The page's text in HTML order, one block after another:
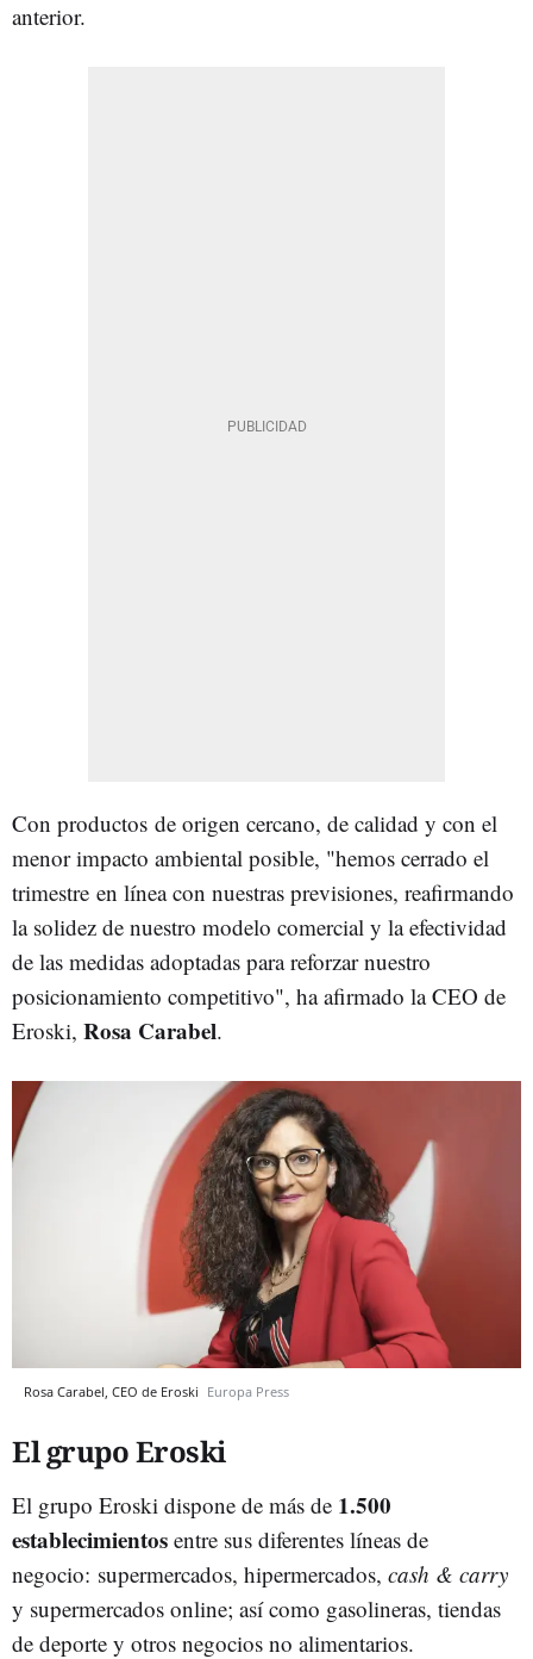
anterior.
Con productos de origen cercano, de calidad y con el
menor impacto ambiental posible, "hemos cerrado el
trimestre en línea con nuestras previsiones, reafirmando
la solidez de nuestro modelo comercial y la efectividad
de las medidas adoptadas para reforzar nuestro
posicionamiento competitivo", ha afirmado la CEO de
Eroski, Rosa Carabel.
Rosa Carabel, CEO de Eroski Europa Press
El grupo Eroski
El grupo Eroski dispone de más de 1.500
establecimientos entre sus diferentes líneas de
negocio: supermercados, hipermercados, cash & carry
y supermercados online; así como gasolineras, tiendas
de deporte y otros negocios no alimentarios.